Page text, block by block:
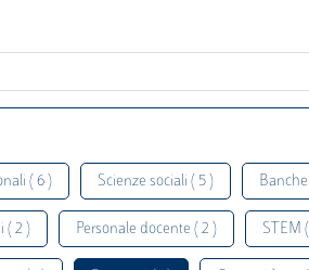
( 6 ) Scienze sociali ( 5 )
( 2 ) Personale docente ( 2 ) STEM